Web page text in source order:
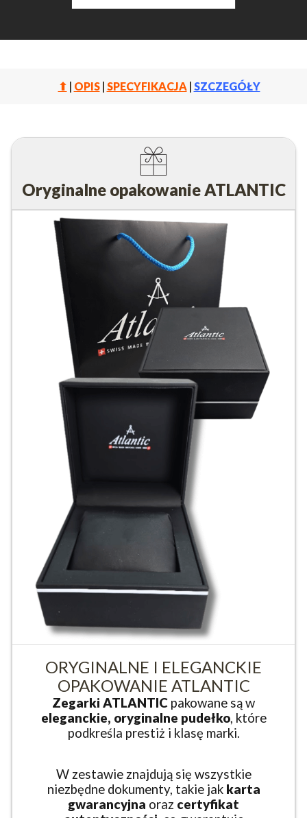
⬆ OPIS| SPECYFIKACJA| SZCZEGÓŁY
Oryginalne opakowanie ATLANTIC
ORYGINALNE I ELEGANCKIE
OPAKOWANIE ATLANTIC
Zegarki ATLANTIC pakowane są w
eleganckie, oryginalne pudełko, które
podkreśla prestiż i klasę marki.
W zestawie znajdują się wszystkie
niezbędne dokumenty, takie jak karta
gwarancyjna oraz certyfikat